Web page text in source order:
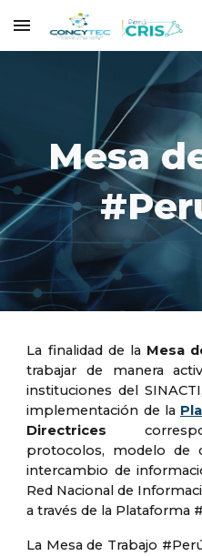
Skip to main content
Mesa
La finalidad de la Mesa
trabajar de manera
instituciones del
implementación de la
Directrices
protocolos, modelo de
intercambio de
Red Nacional de
a través de la Plataforma
La Mesa de Trabajo